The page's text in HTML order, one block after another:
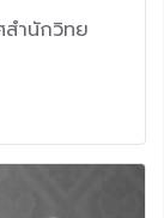
สำนักวิทย